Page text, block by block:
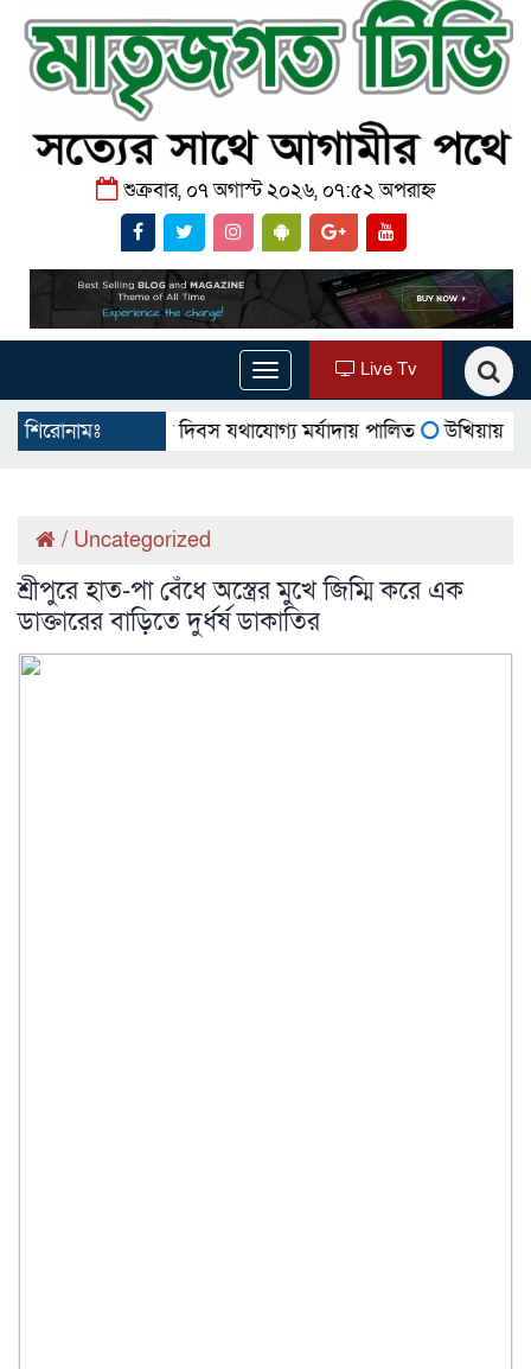
শুক্রবার, ০৭ অগাস্ট ২০২৬, ০৭:৫২ অপরাহ্ন
Toggle
navigation
Live Tv
শিরোনামঃ
শহীদ দিবস যথাযোগ্য মর্যাদায় পালিত উখিয়ায় বিজিবির
/ Uncategorized
শ্রীপুরে হাত-পা বেঁধে অস্ত্রের মুখে জিম্মি করে এক
ডাক্তারের বাড়িতে দুর্ধর্ষ ডাকাতির